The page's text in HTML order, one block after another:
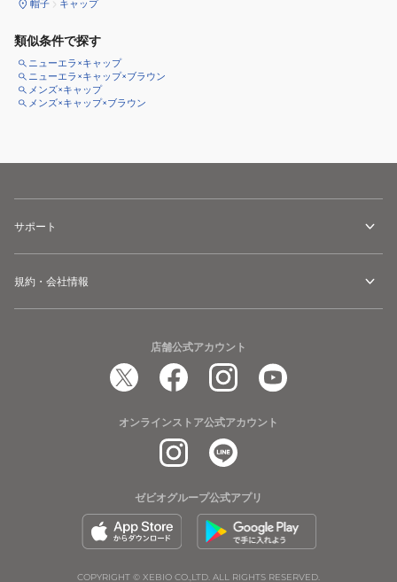
帽子 キャップ
類似条件で探す
ニューエラ×キャップ
ニューエラ×キャップ×ブラウン
メンズ×キャップ
メンズ×キャップ×ブラウン
サポート
規約・会社情報
店舗公式アカウント
オンラインストア公式アカウント
ゼビオグループ公式アプリ
COPYRIGHT © XEBIO CO.,LTD. ALL RIGHTS RESERVED.